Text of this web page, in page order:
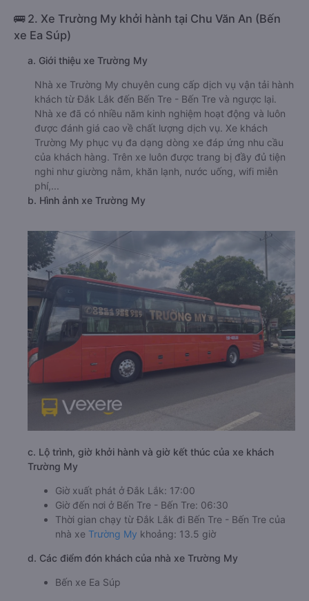
🚌 2. Xe Trường My khởi hành tại Chu Văn An (Bến
xe Ea Súp)
a. Giới thiệu xe Trường My
Nhà xe Trường My chuyên cung cấp dịch vụ vận tải hành
khách từ Đắk Lắk đến Bến Tre - Bến Tre và ngược lại.
Nhà xe đã có nhiều năm kinh nghiệm hoạt động và luôn
được đánh giá cao về chất lượng dịch vụ. Xe khách
Trường My phục vụ đa dạng dòng xe đáp ứng nhu cầu
của khách hàng. Trên xe luôn được trang bị đầy đủ tiện
nghi như giường nằm, khăn lạnh, nước uống, wifi miễn
phí,...
b. Hình ảnh xe Trường My
c. Lộ trình, giờ khởi hành và giờ kết thúc của xe khách
Trường My
Giờ xuất phát ở Đắk Lắk: 17:00
Giờ đến nơi ở Bến Tre - Bến Tre: 06:30
Thời gian chạy từ Đắk Lắk đi Bến Tre - Bến Tre của
nhà xe Trường My khoảng: 13.5 giờ
d. Các điểm đón khách của nhà xe Trường My
Bến xe Ea Súp